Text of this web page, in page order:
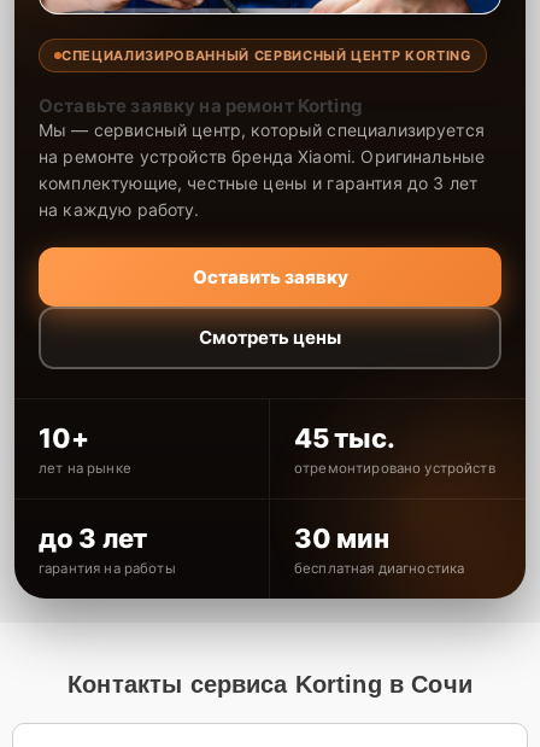
безупречно. Мы используем только проверенные методы для
эффективность работы сушильной машины. Однократное
обращение к нам обеспечит длительную и безотказную работу
вашего устройства.
СПЕЦИАЛИЗИРОВАННЫЙ СЕРВИСНЫЙ ЦЕНТР KORTING
Оставьте заявку на ремонт Korting
Мы — сервисный центр, который специализируется
на ремонте устройств бренда Xiaomi. Оригинальные
комплектующие, честные цены и гарантия до 3 лет
на каждую работу.
Оставить заявку
Смотреть цены
10+
лет на рынке
45 тыс.
отремонтировано устройств
до 3 лет
гарантия на работы
30 мин
бесплатная диагностика
Контакты сервиса Korting в Сочи